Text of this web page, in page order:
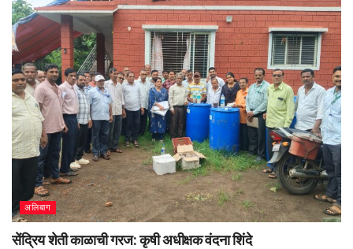
अलिबाग
सेंद्रिय शेती काळाची गरज: कृषी अधीक्षक वंदना शिंदे